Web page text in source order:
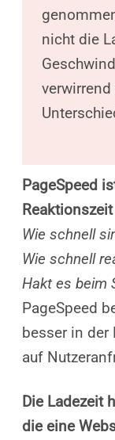
nicht die
PageSpeed
Wie schnell
Wie schnell
Hakt es beim
PageSpeed
besser in der
auf
Die Ladezeit
die eine